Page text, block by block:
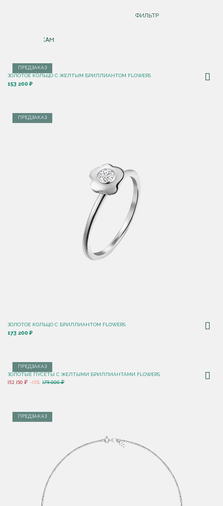
ПО НОВИНКАМ
ФИЛЬТР
ПРЕДЗАКАЗ
ЗОЛОТОЕ КОЛЬЦО С ЖЕЛТЫМ БРИЛЛИАНТОМ FLOWERS
153 200 ₽
ПРЕДЗАКАЗ
ЗОЛОТОЕ КОЛЬЦО С БРИЛЛИАНТОМ FLOWERS
173 200 ₽
ПРЕДЗАКАЗ
ЗОЛОТЫЕ ПУСЕТЫ С ЖЕЛТЫМИ БРИЛЛИАНТАМИ FLOWERS
152 150 ₽ -15% 179 000 ₽
ПРЕДЗАКАЗ